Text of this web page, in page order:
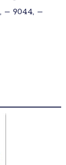
– 9044, –